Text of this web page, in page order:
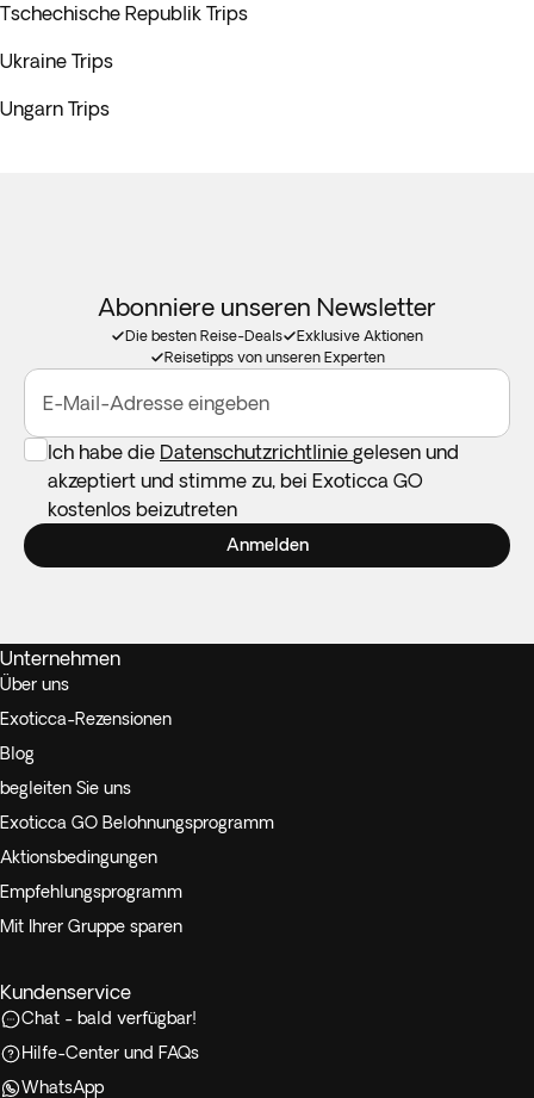
Tschechische Republik Trips
Ukraine Trips
Ungarn Trips
Abonniere unseren Newsletter
Die besten Reise-Deals
Exklusive Aktionen
Reisetipps von unseren Experten
E-Mail-Adresse eingeben
Ich habe die Datenschutzrichtlinie gelesen und
akzeptiert und stimme zu, bei Exoticca GO
kostenlos beizutreten
Anmelden
Unternehmen
Über uns
Exoticca-Rezensionen
Blog
begleiten Sie uns
Exoticca GO Belohnungsprogramm
Aktionsbedingungen
Empfehlungsprogramm
Mit Ihrer Gruppe sparen
Kundenservice
Chat - bald verfügbar!
Hilfe-Center und FAQs
WhatsApp